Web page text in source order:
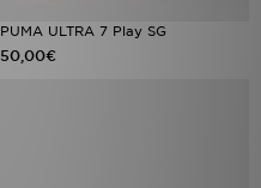
PUMA ULTRA 7 Play SG
50,00€